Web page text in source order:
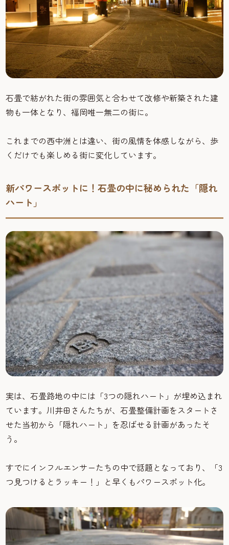
石畳で紡がれた街の雰囲気と合わせて改修や新築された建
物も一体となり、福岡唯一無二の街に。
これまでの西中洲とは違い、街の風情を体感しながら、歩
くだけでも楽しめる街に変化しています。
新パワースポットに！石畳の中に秘められた「隠れ
ハート」
実は、石畳路地の中には「3つの隠れハート」が埋め込まれ
ています。川井田さんたちが、石畳整備計画をスタートさ
せた当初から「隠れハート」を忍ばせる計画があったそ
う。
すでにインフルエンサーたちの中で話題となっており、「3
つ見つけるとラッキー！」と早くもパワースポット化。